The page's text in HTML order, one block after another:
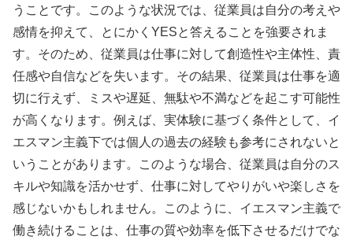
うことです。このような状況では、従業員は自分の考えや
感情を抑えて、とにかくYESと答えることを強要されま
す。そのため、従業員は仕事に対して創造性や主体性、責
任感や自信などを失います。その結果、従業員は仕事を適
切に行えず、ミスや遅延、無駄や不満などを起こす可能性
が高くなります。例えば、実体験に基づく条件として、イ
エスマン主義下では個人の過去の経験も参考にされないと
いうことがあります。このような場合、従業員は自分のス
キルや知識を活かせず、仕事に対してやりがいや楽しさを
感じないかもしれません。このように、イエスマン主義で
働き続けることは、仕事の質や効率を低下させるだけでな